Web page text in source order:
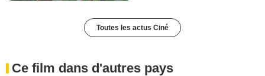
Toutes les actus Ciné
Ce film dans d'autres pays